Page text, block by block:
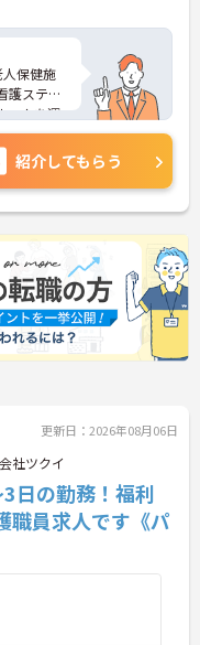
保健施
護ステー
ームを運
キルア
、さらに
談くださ
紹介してもらう
更新日：2026年08月06日
社ツクイ
3日の勤務！福利
員求人です《パ